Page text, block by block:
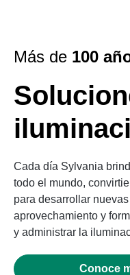
Más de 100
Cada día Sylvania
todo el mundo,
para desarrollar
aprovechamiento y
y administrar la
Conoce